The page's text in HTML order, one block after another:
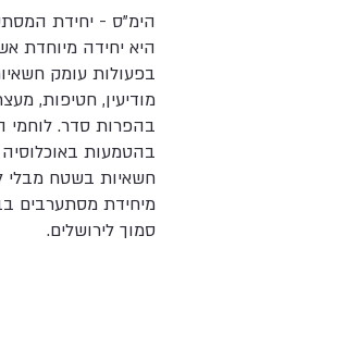
הימ"ס - יחידת
היא יחידה מיוחדת
בפעולות עומק
מודיעין, חטיפות,
בהפרות סדר. לוחמי
בהטמעות
חשאיות בשטח מבלי
מיחידת מסתערבים
סמוך לירושלים.